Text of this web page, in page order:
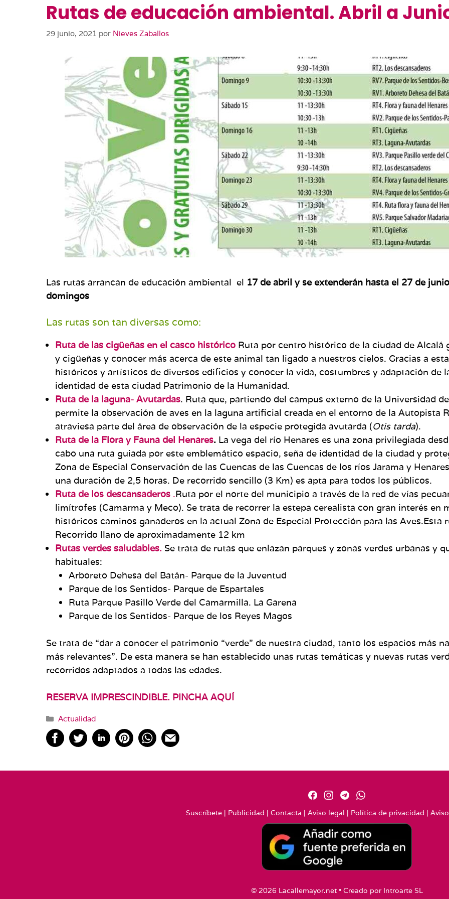
Rutas de educación ambiental. Abril a
29 junio, 2021 por Nieves Zaballos
Las rutas arrancan de educación ambiental el 17 de abril y se extenderán hasta el 27 de
domingos
Las rutas son tan diversas como:
Ruta de las cigüeñas en el casco histórico Ruta por centro histórico de la ciudad de Alcalá
y cigüeñas y conocer más acerca de este animal tan ligado a nuestros cielos. Gracias a
históricos y artísticos de diversos edificios y conocer la vida, costumbres y adaptación de
identidad de esta ciudad Patrimonio de la Humanidad.
Ruta de la laguna- Avutardas. Ruta que, partiendo del campus externo de la Universidad
permite la observación de aves en la laguna artificial creada en el entorno de la Autopista
atraviesa parte del área de observación de la especie protegida avutarda (Otis tarda).
Ruta de la Flora y Fauna del Henares. La vega del río Henares es una zona privilegiada
cabo una ruta guiada por este emblemático espacio, seña de identidad de la ciudad y
Zona de Especial Conservación de las Cuencas de las Cuencas de los ríos Jarama y
una duración de 2,5 horas. De recorrido sencillo (3 Km) es apta para todos los públicos.
Ruta de los descansaderos .Ruta por el norte del municipio a través de la red de vías
limítrofes (Camarma y Meco). Se trata de recorrer la estepa cerealista con gran interés en
históricos caminos ganaderos en la actual Zona de Especial Protección para las Aves.Esta
Recorrido llano de aproximadamente 12 km
Rutas verdes saludables. Se trata de rutas que enlazan parques y zonas verdes urbanas y
habituales:
Arboreto Dehesa del Batán- Parque de la Juventud
Parque de los Sentidos- Parque de Espartales
Ruta Parque Pasillo Verde del Camarmilla. La Garena
Parque de los Sentidos- Parque de los Reyes Magos
Se trata de “dar a conocer el patrimonio “verde” de nuestra ciudad, tanto los espacios más
más relevantes”. De esta manera se han establecido unas rutas temáticas y nuevas rutas
recorridos adaptados a todas las edades.
RESERVA IMPRESCINDIBLE. PINCHA AQUÍ
Categorías
Actualidad
Suscríbete| Publicidad | Contacta | Aviso legal | Política de privacidad |
© 2026 Lacallemayor.net • Creado por Introarte SL